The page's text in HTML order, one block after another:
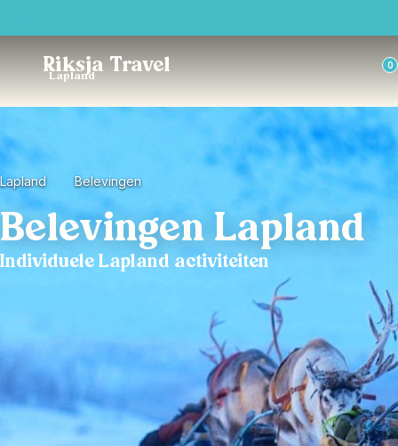
Riksja Travel
Lapland
0
Lapland Belevingen
Belevingen Lapland
Individuele Lapland activiteiten